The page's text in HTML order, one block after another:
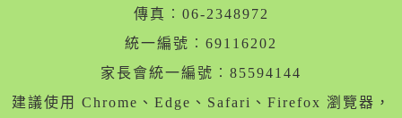
傳真︰06-2348972
統一編號︰69116202
家長會統一編號︰85594144
建議使用 Chrome、Edge、Safari、Firefox 瀏覽器，